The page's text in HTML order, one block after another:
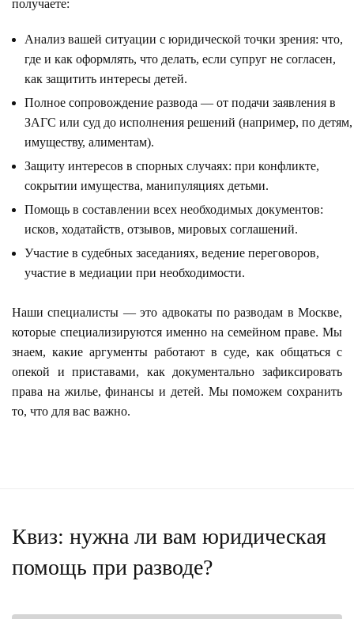
получаете:
Анализ вашей ситуации с юридической точки зрения: что,
где и как оформлять, что делать, если супруг не согласен,
как защитить интересы детей.
Полное сопровождение развода — от подачи заявления в
ЗАГС или суд до исполнения решений (например, по детям,
имуществу, алиментам).
Защиту интересов в спорных случаях: при конфликте,
сокрытии имущества, манипуляциях детьми.
Помощь в составлении всех необходимых документов:
исков, ходатайств, отзывов, мировых соглашений.
Участие в судебных заседаниях, ведение переговоров,
участие в медиации при необходимости.
Наши специалисты — это адвокаты по разводам в Москве,
которые специализируются именно на семейном праве. Мы
знаем, какие аргументы работают в суде, как общаться с
опекой и приставами, как документально зафиксировать
права на жилье, финансы и детей. Мы поможем сохранить
то, что для вас важно.
Квиз: нужна ли вам юридическая
помощь при разводе?